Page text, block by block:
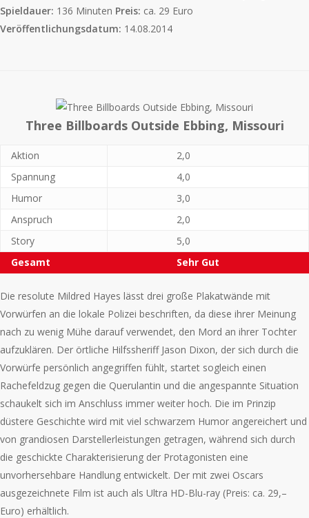
Spieldauer: 136 Minuten Preis: ca. 29 Euro
Veröffentlichungsdatum: 14.08.2014
Three Billboards Outside Ebbing, Missouri
Aktion
2,0
Spannung
4,0
Humor
3,0
Anspruch
2,0
Story
5,0
Gesamt
Sehr Gut
Die resolute Mildred Hayes lässt drei große Plakatwände mit
Vorwürfen an die lokale Polizei beschriften, da diese ihrer Meinung
nach zu wenig Mühe darauf verwendet, den Mord an ihrer Tochter
aufzuklären. Der örtliche Hilfssheriff Jason Dixon, der sich durch die
Vorwürfe persönlich angegriffen fühlt, startet sogleich einen
Rachefeldzug gegen die Querulantin und die angespannte Situation
schaukelt sich im Anschluss immer weiter hoch. Die im Prinzip
düstere Geschichte wird mit viel schwarzem Humor angereichert und
von grandiosen Darstellerleistungen getragen, während sich durch
die geschickte Charakterisierung der Protagonisten eine
unvorhersehbare Handlung entwickelt. Der mit zwei Oscars
ausgezeichnete Film ist auch als Ultra HD-Blu-ray (Preis: ca. 29,–
Euro) erhältlich.